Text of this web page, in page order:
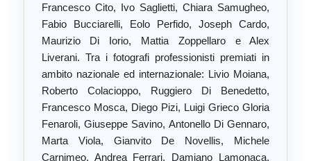
Francesco Cito, Ivo Saglietti, Chiara Samugheo,
Fabio Bucciarelli, Eolo Perfido, Joseph Cardo,
Maurizio Di Iorio, Mattia Zoppellaro e Alex
Liverani. Tra i fotografi professionisti premiati in
ambito nazionale ed internazionale: Livio Moiana,
Roberto Colacioppo, Ruggiero Di Benedetto,
Francesco Mosca, Diego Pizi, Luigi Grieco Gloria
Fenaroli, Giuseppe Savino, Antonello Di Gennaro,
Marta Viola, Gianvito De Novellis, Michele
Carnimeo, Andrea Ferrari, Damiano Lamonaca,